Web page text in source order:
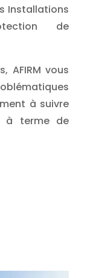
Installations
de
AFIRM vous
à suivre
à terme de